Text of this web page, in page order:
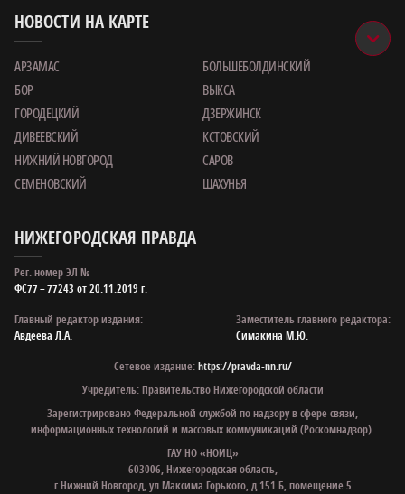
НОВОСТИ НА КАРТЕ
АРЗАМАС
БОЛЬШЕБОЛДИНСКИЙ
БОР
ВЫКСА
ГОРОДЕЦКИЙ
ДЗЕРЖИНСК
ДИВЕЕВСКИЙ
КСТОВСКИЙ
НИЖНИЙ НОВГОРОД
САРОВ
СЕМЕНОВСКИЙ
ШАХУНЬЯ
НИЖЕГОРОДСКАЯ ПРАВДА
Рег. номер ЭЛ №
ФС77 – 77243 от 20.11.2019 г.
Главный редактор издания:
Авдеева Л.А.
Заместитель главного редактора:
Симакина М.Ю.
Сетевое издание:https://pravda-nn.ru/
Учредитель: Правительство Нижегородской области
Зарегистрировано Федеральной службой по надзору в сфере связи,
информационных технологий и массовых коммуникаций (Роскомнадзор).
ГАУ НО «НОИЦ»
603006, Нижегородская область,
г.Нижний Новгород, ул.Максима Горького, д.151 Б, помещение 5